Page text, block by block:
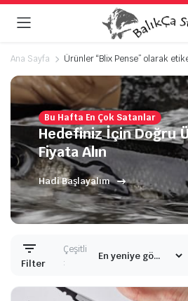
Ana Sayfa Ürünler “Blix Pense” olarak
Bu Hafta En Çok Satanlar
Hedefiniz İçin Doğru
Fiyata Alın
Hadi Başlayalım
Filter
Çeşitli
: